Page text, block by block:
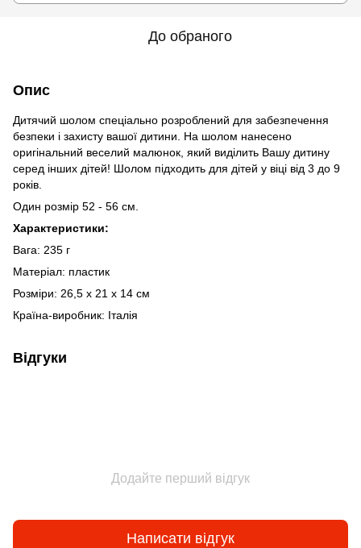
До обраного
Опис
Дитячий шолом спеціально розроблений для забезпечення
безпеки і захисту вашої дитини. На шолом нанесено
оригінальний веселий малюнок, який виділить Вашу дитину
серед інших дітей! Шолом підходить для дітей у віці від 3 до 9
років.
Один розмір 52 - 56 см.
Характеристики:
Вага: 235 г
Матеріал: пластик
Розміри: 26,5 х 21 х 14 см
Країна-виробник: Італія
Відгуки
Додайте перший відгук
Написати відгук